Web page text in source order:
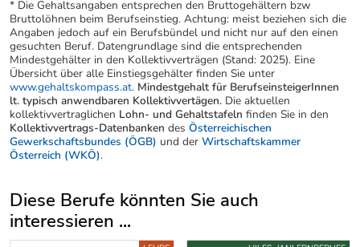
offene Job-Angebote im AMS "alle
jobs"
offene Lehrstellen
* Die Gehaltsangaben entsprechen den Bruttogehältern bzw
Bruttolöhnen beim Berufseinstieg. Achtung: meist beziehen sich die
Angaben jedoch auf ein Berufsbündel und nicht nur auf den einen
gesuchten Beruf. Datengrundlage sind die entsprechenden
Mindestgehälter in den Kollektivverträgen (Stand: 2025). Eine
Übersicht über alle Einstiegsgehälter finden Sie unter
kollektivvertraglichen Lohn- und Gehaltstafelnfinden Sie in den
Kollektivvertrags-Datenbankendes Österreichischen
Gewerkschaftsbundes (ÖGB)
Österreich (WKÖ).